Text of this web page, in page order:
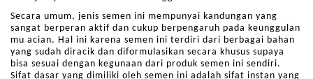
Secara umum, jenis semen ini mempunyai kandungan yang
sangat berperan aktif dan cukup berpengaruh pada keunggulan
mu acian. Hal ini karena semen ini terdiri dari berbagai bahan
yang sudah diracik dan diformulasikan secara khusus supaya
bisa sesuai dengan kegunaan dari produk semen ini sendiri.
Sifat dasar yang dimiliki oleh semen ini adalah sifat instan yang